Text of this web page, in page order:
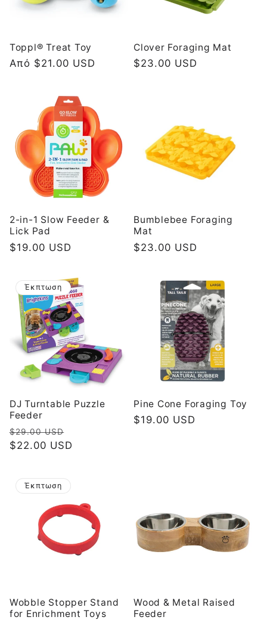
:
Toppl® Treat Toy
Κανονική
Από $21.00 USD
Clover Foraging Mat
Κανονική
$23.00 USD
2-in-1 Slow Feeder &
Lick Pad
Κανονική
$19.00 USD
Bumblebee Foraging
Mat
Κανονική
$23.00 USD
Έκπτωση
DJ Turntable Puzzle
Feeder
Κανονική
τιμή
$29.00 USD
έκπτωσης
$22.00 USD
Pine Cone Foraging Toy
Κανονική
$19.00 USD
Έκπτωση
Wobble Stopper Stand
for Enrichment Toys
Wood & Metal Raised
Feeder